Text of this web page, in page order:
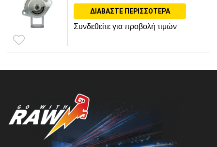
ΔΙΑΒΆΣΤΕ ΠΕΡΙΣΣΌΤΕΡΑ
Συνδεθείτε για προβολή τιμών